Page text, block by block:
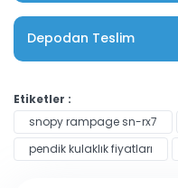
Depodan Teslim
Etiketler :
snopy rampage sn-rx7
pendik kulaklık fiyatları